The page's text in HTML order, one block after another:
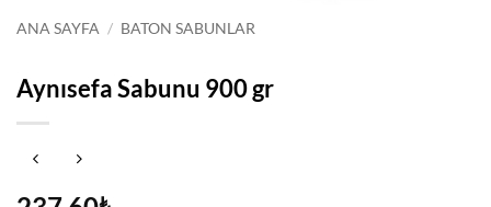
ANA SAYFA / BATON SABUNLAR
Aynısefa Sabunu 900 gr